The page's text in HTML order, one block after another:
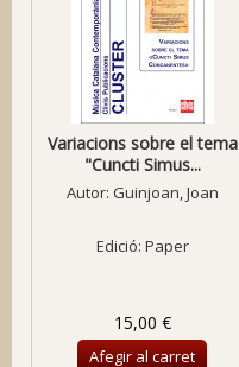
Variacions sobre el tema
"Cuncti Simus...
Autor: Guinjoan, Joan
Edició: Paper
15,00 €
Afegir al carret